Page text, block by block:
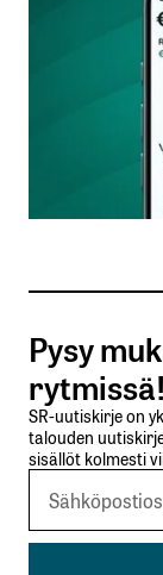
kentät on
Kommentti
Nimesi tai
Tilaa
Pysy
rytmissä!
SR-uutiskirje on
talouden
sisällöt kolmesti